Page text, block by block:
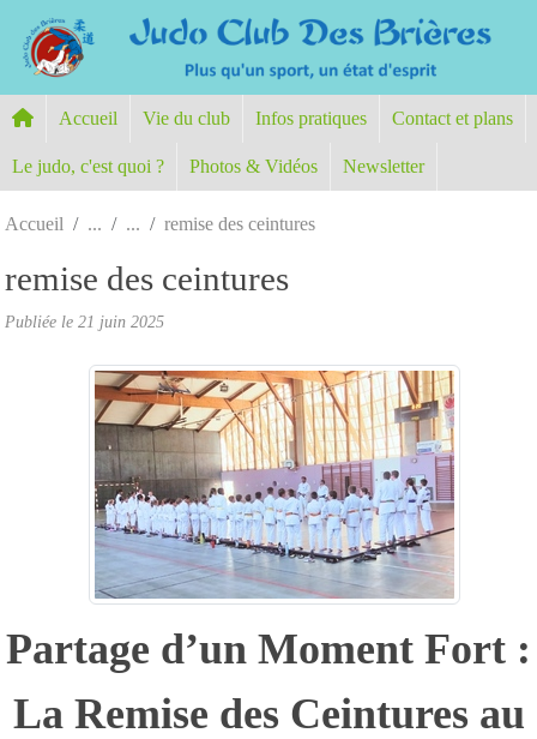
Accueil Vie du club Infos pratiques Contact et plans
Le judo, c'est quoi ? Photos & Vidéos Newsletter
Accueil remise des ceintures
remise des ceintures
Publiée le 21 juin 2025
Partage d’un Moment Fort :
La Remise des Ceintures au
Panneau de gestion des cookies